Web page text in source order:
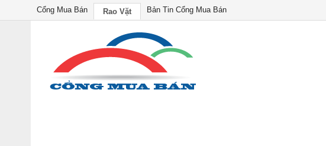
Cổng Mua Bán Rao Vặt Bản Tin Cổng Mua Bán